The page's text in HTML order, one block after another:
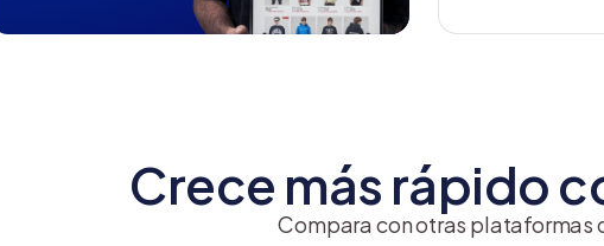
Crece más rápido
Compara con otras plataformas